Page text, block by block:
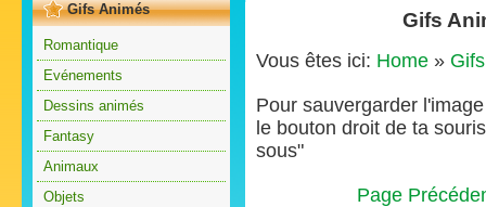
Gifs Animés
Romantique
Evénements
Dessins animés
Fantasy
Animaux
Objets
Gifs
Vous êtes ici: Home »
Pour sauvergarder
le bouton droit de ta
sous"
Page